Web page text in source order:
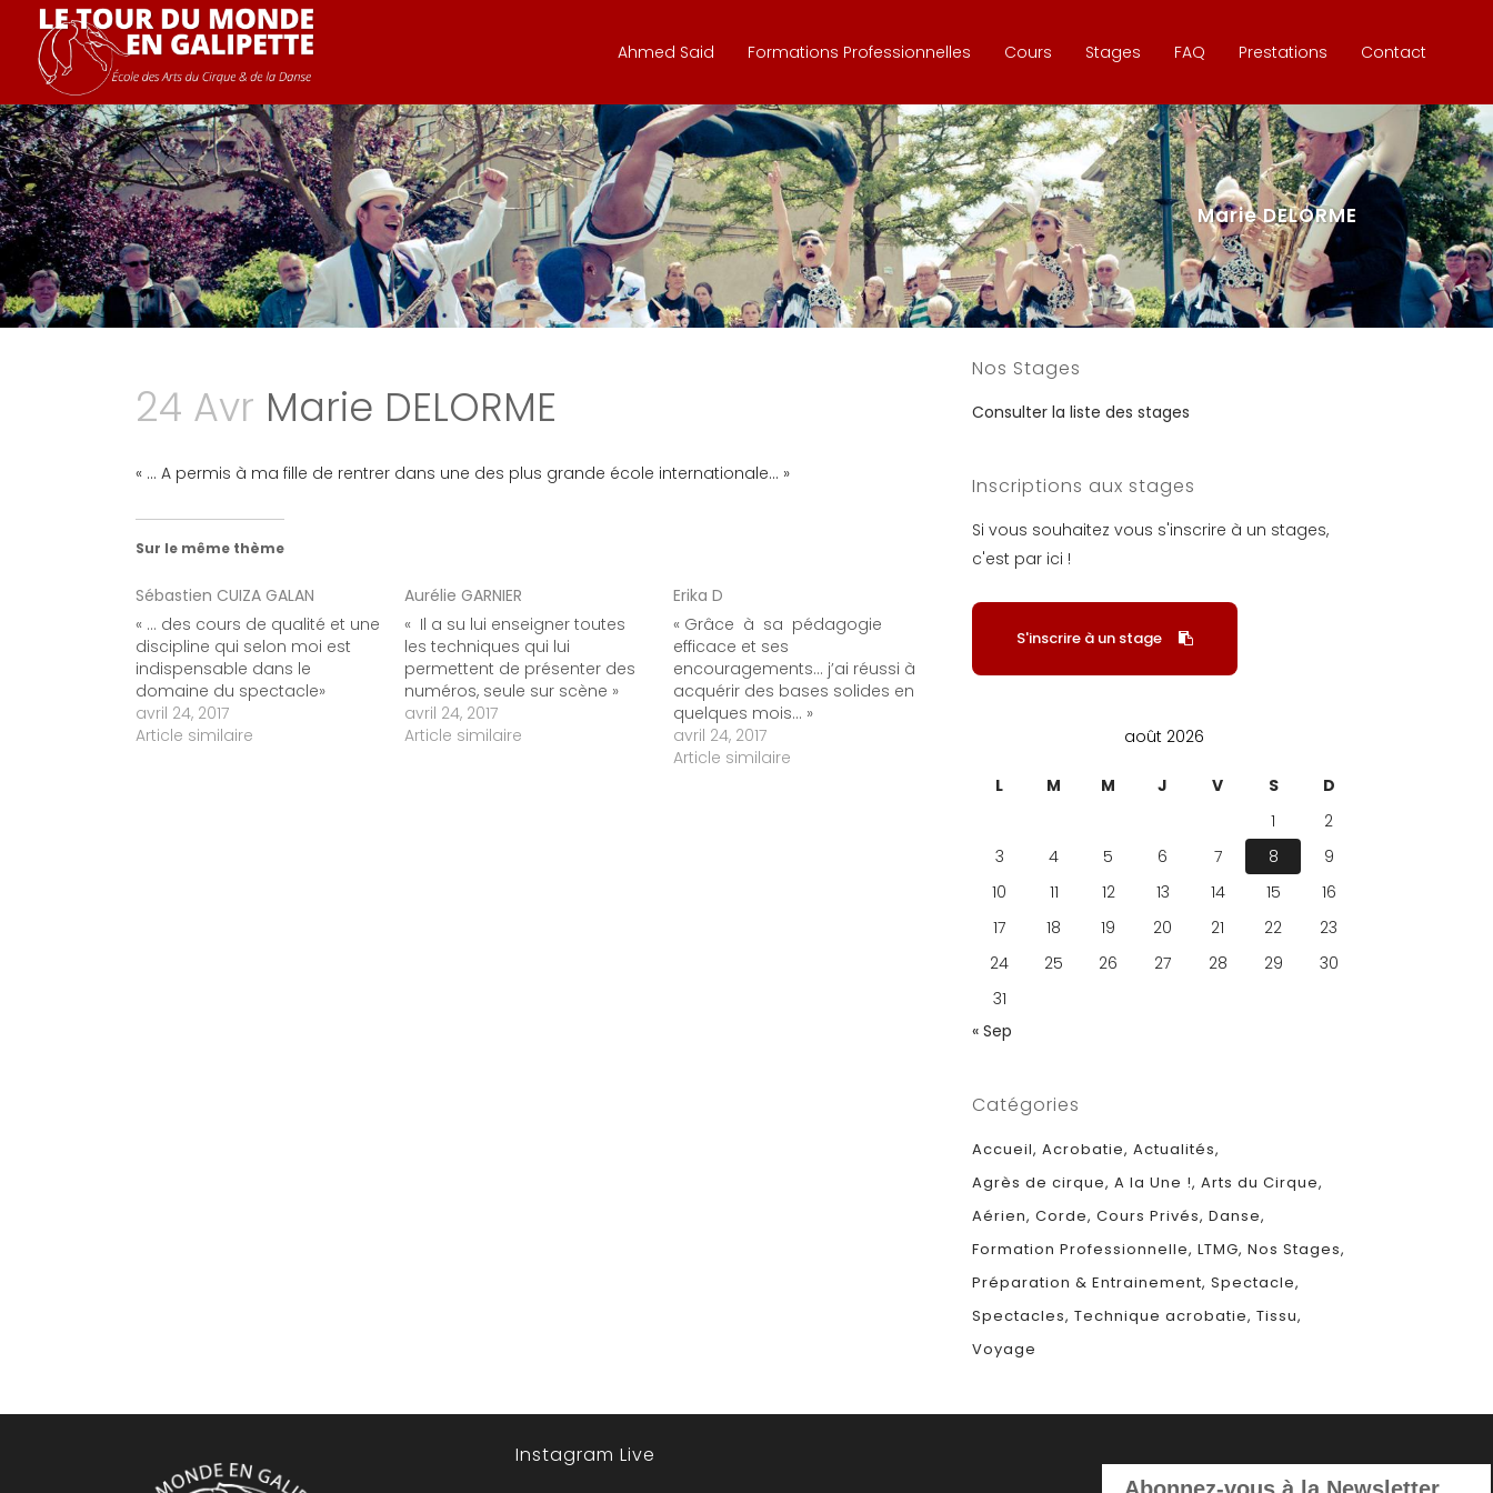
Ahmed Said Formations Professionnelles Cours Stages FAQ Prestations Contact
Marie DELORME
24 Avr Marie DELORME
« … A permis à ma fille de rentrer dans une des plus grande école internationale… »
Sur le même thème
Sébastien CUIZA GALAN
« ... des cours de qualité et une
discipline qui selon moi est
indispensable dans le
domaine du spectacle»
avril 24, 2017
Article similaire
Aurélie GARNIER
« Il a su lui enseigner toutes
les techniques qui lui
permettent de présenter des
numéros, seule sur scène »
avril 24, 2017
Article similaire
Erika D
« Grâce à sa pédagogie
efficace et ses
encouragements... j’ai réussi à
acquérir des bases solides en
quelques mois... »
avril 24, 2017
Article similaire
Nos Stages
Consulter la liste des stages
Inscriptions aux stages
Si vous souhaitez vous s'inscrire à un stages,
c'est par ici !
S'inscrire à un stage
août 2026
L M M J V S
D
1
2
3
4 5 6 7 8
9
10
11 12 13 14 15
16
17
18 19 20 21 22
23
24
25 26 27 28 29
30
31
« Sep
Catégories
Accueil Acrobatie Actualités
Agrès de cirque A la Une ! Arts du Cirque
Aérien Corde Cours Privés Danse
Formation Professionnelle LTMG Nos Stages
Préparation & Entrainement Spectacle
Spectacles Technique acrobatie Tissu
Voyage
Instagram Live